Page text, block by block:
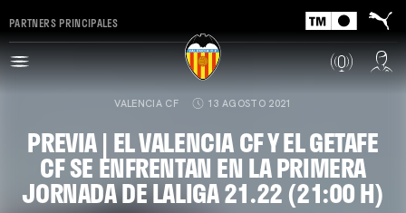
PARTNERS PRINCIPALES
VALENCIA CF 13 AGOSTO 2021
PREVIA | EL VALENCIA CF Y EL GETAFE
CF SE ENFRENTAN EN LA PRIMERA
JORNADA DE LALIGA 21.22 (21:00 H)